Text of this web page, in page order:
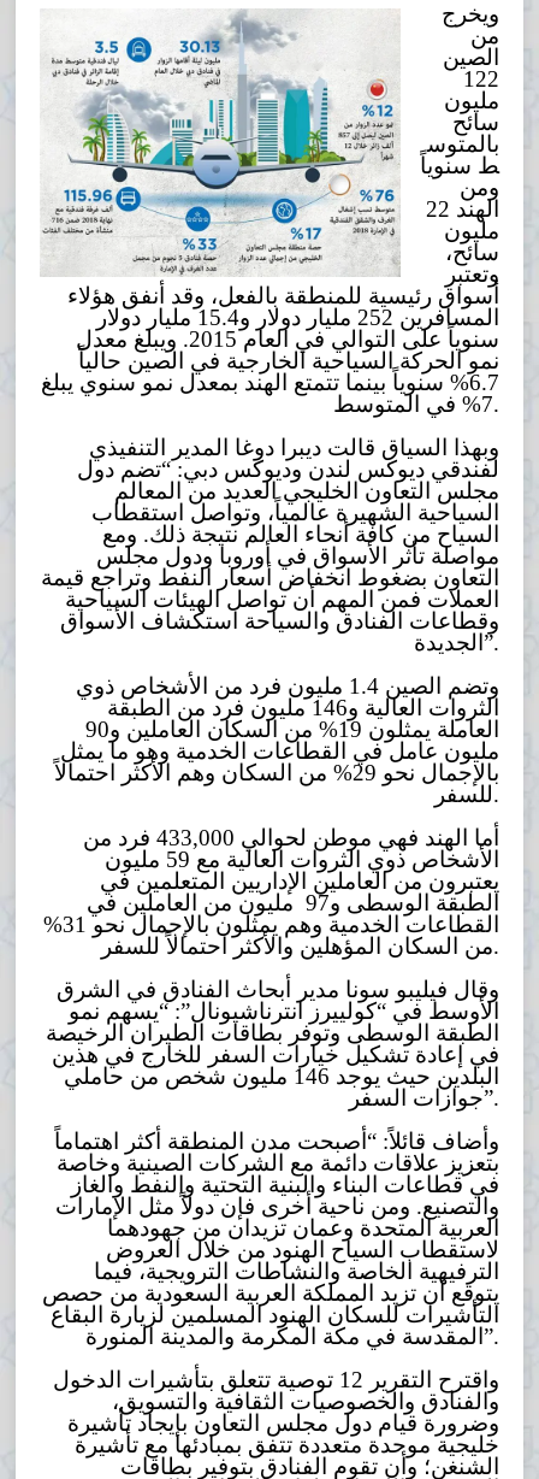
ويخرج
من
الصين
122
مليون
سائح
بالمتوس
ط سنوياً
ومن
الهند 22
مليون
سائح،
وتعتبر
أسواق رئيسية للمنطقة بالفعل، وقد أنفق هؤلاء
المسافرين 252 مليار دولار و15.4 مليار دولار
سنوياً على التوالي في العام 2015. ويبلغ معدل
نمو الحركة السياحية الخارجية في الصين حالياً
6.7% سنوياً بينما تتمتع الهند بمعدل نمو سنوي يبلغ
7% في المتوسط.
وبهذا السياق قالت ديبرا دوغا المدير التنفيذي
لفندقي ديوكس لندن وديوكس دبي: “تضم دول
مجلس التعاون الخليجي العديد من المعالم
السياحية الشهيرة عالمياً، وتواصل استقطاب
السياح من كافة أنحاء العالم نتيجة ذلك. ومع
مواصلة تأثر الأسواق في أوروبا ودول مجلس
التعاون بضغوط انخفاض أسعار النفط وتراجع قيمة
العملات فمن المهم أن تواصل الهيئات السياحية
وقطاعات الفنادق والسياحة استكشاف الأسواق
الجديدة”.
وتضم الصين 1.4 مليون فرد من الأشخاص ذوي
الثروات العالية و146 مليون فرد من الطبقة
العاملة يمثلون 19% من السكان العاملين و90
مليون عامل في القطاعات الخدمية وهو ما يمثل
بالإجمال نحو 29% من السكان وهم الأكثر احتمالاً
للسفر.
أما الهند فهي موطن لحوالي 433,000 فرد من
الأشخاص ذوي الثروات العالية مع 59 مليون
يعتبرون من العاملين الإداريين المتعلمين في
الطبقة الوسطى و97 مليون من العاملين في
القطاعات الخدمية وهم يمثلون بالإجمال نحو 31%
من السكان المؤهلين والأكثر احتمالاً للسفر.
وقال فيليبو سونا مدير أبحاث الفنادق في الشرق
الأوسط في “كولييرز انترناشيونال”: “يسهم نمو
الطبقة الوسطى وتوفر بطاقات الطيران الرخيصة
في إعادة تشكيل خيارات السفر للخارج في هذين
البلدين حيث يوجد 146 مليون شخص من حاملي
جوازات السفر”.
وأضاف قائلاً: “أصبحت مدن المنطقة أكثر اهتماماً
بتعزيز علاقات دائمة مع الشركات الصينية وخاصة
في قطاعات البناء والبنية التحتية والنفط والغاز
والتصنيع. ومن ناحية أخرى فإن دولاً مثل الإمارات
العربية المتحدة وعمان تزيدان من جهودهما
لاستقطاب السياح الهنود من خلال العروض
الترفيهية الخاصة والنشاطات الترويجية، فيما
يتوقع أن تزيد المملكة العربية السعودية من حصص
التأشيرات للسكان الهنود المسلمين لزيارة البقاع
المقدسة في مكة المكرمة والمدينة المنورة”.
واقترح التقرير 12 توصية تتعلق بتأشيرات الدخول
والفنادق والخصوصيات الثقافية والتسويق،
وضرورة قيام دول مجلس التعاون بإيجاد تأشيرة
خليجية موحدة متعددة تتفق بمبادئها مع تأشيرة
الشنغن؛ وأن تقوم الفنادق بتوفير بطاقات